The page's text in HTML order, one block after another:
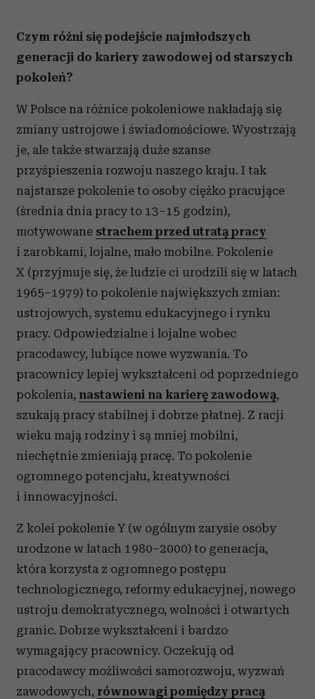
Czym różni się podejście najmłodszych
generacji do kariery zawodowej od starszych
pokoleń?
W Polsce na różnice pokoleniowe nakładają się
zmiany ustrojowe i świadomościowe. Wyostrzają
je, ale także stwarzają duże szanse
przyśpieszenia rozwoju naszego kraju. I tak
najstarsze pokolenie to osoby ciężko pracujące
(średnia dnia pracy to 13–15 godzin),
motywowane strachem przed utratą pracy
i zarobkami, lojalne, mało mobilne. Pokolenie
X (przyjmuje się, że ludzie ci urodzili się w latach
1965–1979) to pokolenie największych zmian:
ustrojowych, systemu edukacyjnego i rynku
pracy. Odpowiedzialne i lojalne wobec
pracodawcy, lubiące nowe wyzwania. To
pracownicy lepiej wykształceni od poprzedniego
pokolenia, nastawieni na karierę zawodową,
szukają pracy stabilnej i dobrze płatnej. Z racji
wieku mają rodziny i są mniej mobilni,
niechętnie zmieniają pracę. To pokolenie
ogromnego potencjału, kreatywności
i innowacyjności.
Z kolei pokolenie Y (w ogólnym zarysie osoby
urodzone w latach 1980–2000) to generacja,
która korzysta z ogromnego postępu
technologicznego, reformy edukacyjnej, nowego
ustroju demokratycznego, wolności i otwartych
granic. Dobrze wykształceni i bardzo
wymagający pracownicy. Oczekują od
pracodawcy możliwości samorozwoju, wyzwań
zawodowych, równowagi pomiędzy pracą